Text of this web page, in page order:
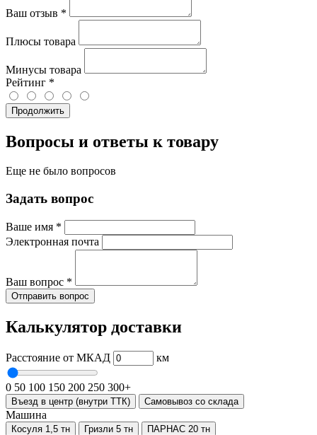
Ваш отзыв *
Плюсы товара
Минусы товара
Рейтинг *
Продолжить
Вопросы и ответы к товару
Еще не было вопросов
Задать вопрос
Ваше имя *
Электронная почта
Ваш вопрос *
Отправить вопрос
Калькулятор доставки
Расстояние от МКАД км
0 50 100 150 200 250 300+
Въезд в центр (внутри ТТК) Самовывоз со склада
Машина
Косуля 1,5 тн Гризли 5 тн ПАРНАС 20 тн